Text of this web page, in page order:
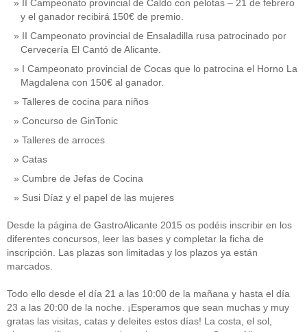
II Campeonato provincial de Caldo con pelotas – 21 de febrero
y el ganador recibirá 150€ de premio.
II Campeonato provincial de Ensaladilla rusa patrocinado por
Cervecería El Cantó de Alicante.
I Campeonato provincial de Cocas que lo patrocina el Horno La
Magdalena con 150€ al ganador.
Talleres de cocina para niños
Concurso de GinTonic
Talleres de arroces
Catas
Cumbre de Jefas de Cocina
Susi Díaz y el papel de las mujeres
Desde la página de GastroAlicante 2015 os podéis inscribir en los
diferentes concursos, leer las bases y completar la ficha de
inscripción. Las plazas son limitadas y los plazos ya están
marcados.
Todo ello desde el día 21 a las 10:00 de la mañana y hasta el día
23 a las 20:00 de la noche. ¡Esperamos que sean muchas y muy
gratas las visitas, catas y deleites estos días! La costa, el sol,